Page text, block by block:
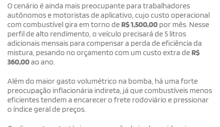
O cenário é ainda mais preocupante para trabalhadores
autônomos e motoristas de aplicativo, cujo custo operacional
com combustível gira em torno deR$ 1,500,00 por mês. Nesse
perfil de alto rendimento, o veículo precisará de 5 litros
adicionais mensais para compensar a perda de eficiência da
mistura, pesando no orçamento com um custo extra deR$
360,00ao ano.
Além do maior gasto volumétrico na bomba, há uma forte
preocupação inflacionária indireta, já que combustíveis menos
eficientes tendem a encarecer o frete rodoviário e pressionar
o índice geral de preços.